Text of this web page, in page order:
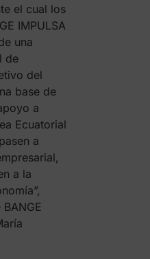
el cual los
IMPULSA
una
de
del
base de
a
Ecuatorial
a
a la